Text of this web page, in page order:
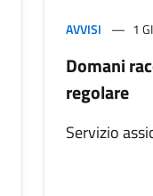
AVVISI 1
Domani
regolare
Servizio